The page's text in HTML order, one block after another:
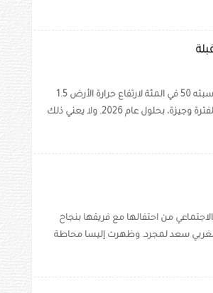
قالت المنظمة العالمية للأرصاد الجوية إن ثمة احتمالا نسبته 50 في المئة لارتفاع حرارة الأرض 1.5
درجة مئوية فوق مستويات ما قبل الثورة الصناعية، ولو لفترة وجيزة، بحلول عام 2026. ولا يعني ذلك
من احتفالها مع فريقها بنجاح
​سعد لمجرد​. وظهرت إليسا محاطة